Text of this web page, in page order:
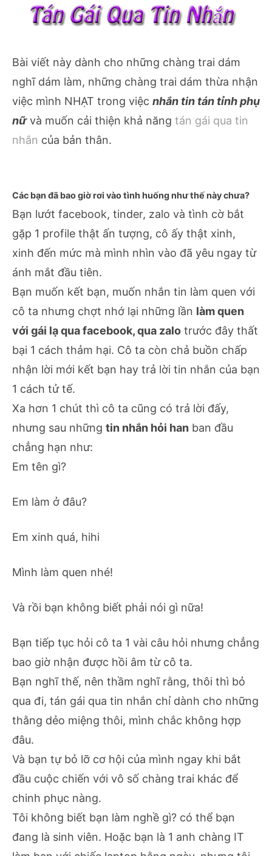
Bài viết này dành cho những chàng trai dám
nghĩ dám làm, những chàng trai dám thừa nhận
việc mình NHẠT trong việc nhắn tin tán tỉnh phụ
nữvà muốn cải thiện khả năng tán gái qua tin
nhắn của bản thân.
Các bạn đã bao giờ rơi vào tình huống như thế này chưa?
Bạn lướt facebook, tinder, zalo và tình cờ bắt
gặp 1 profile thật ấn tượng, cô ấy thật xinh,
xinh đến mức mà mình nhìn vào đã yêu ngay từ
ánh mắt đầu tiên.
Bạn muốn kết bạn, muốn nhắn tin làm quen với
cô ta nhưng chợt nhớ lại những lần làm quen
với gái lạ qua facebook, qua zalo trước đây thất
bại 1 cách thảm hại. Cô ta còn chả buồn chấp
nhận lời mới kết bạn hay trả lời tin nhắn của bạn
1 cách tử tế.
Xa hơn 1 chút thì cô ta cũng có trả lời đấy,
nhưng sau những tin nhắn hỏi han ban đầu
chẳng hạn như:
Em tên gì?
Em làm ở đâu?
Em xinh quá, hihi
Mình làm quen nhé!
Và rồi bạn không biết phải nói gì nữa!
Bạn tiếp tục hỏi cô ta 1 vài câu hỏi nhưng chẳng
bao giờ nhận được hồi âm từ cô ta.
Bạn nghĩ thế, nên thầm nghĩ rằng, thôi thì bỏ
qua đi, tán gái qua tin nhắn chỉ dành cho những
thằng dẻo miệng thôi, mình chắc không hợp
đâu.
Và bạn tự bỏ lỡ cơ hội của mình ngay khi bắt
đầu cuộc chiến với vô số chàng trai khác để
chinh phục nàng.
Tôi không biết bạn làm nghề gì? có thể bạn
đang là sinh viên. Hoặc bạn là 1 anh chàng IT